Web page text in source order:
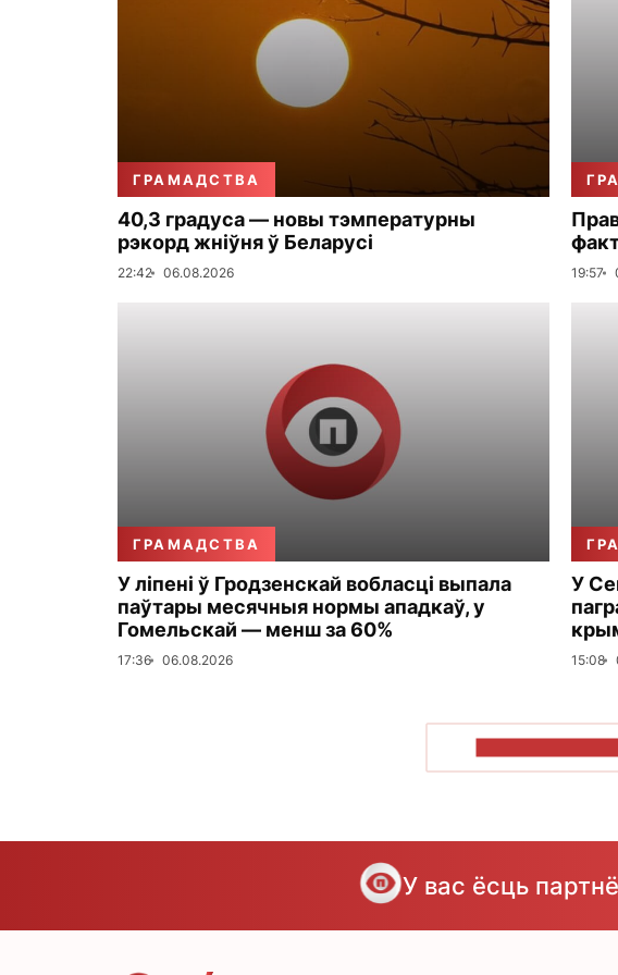
ГРАМАДСТВА
40,3 градуса — новы тэмпературны
рэкорд жніўня ў Беларусі
22:42 06.08.2026 19:57
ГРАМАДСТВА
У ліпені ў Гродзенскай вобласці выпала
паўтары месячныя нормы ападкаў, у
Гомельскай — менш за 60%
17:36 06.08.2026
У
15:08
У вас ёсць